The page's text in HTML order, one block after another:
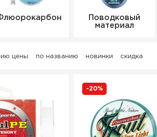
Поводковый
материал
цены по названию новинки скидка
-20%